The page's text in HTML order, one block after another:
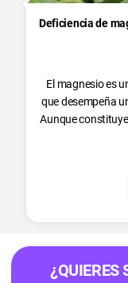
Deficiencia de
El magnesio es
que desempeña
Aunque
¿QUIERES